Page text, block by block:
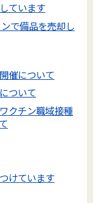
ています
で備品を売却し
催について
ついて
クチン職域接種
けています